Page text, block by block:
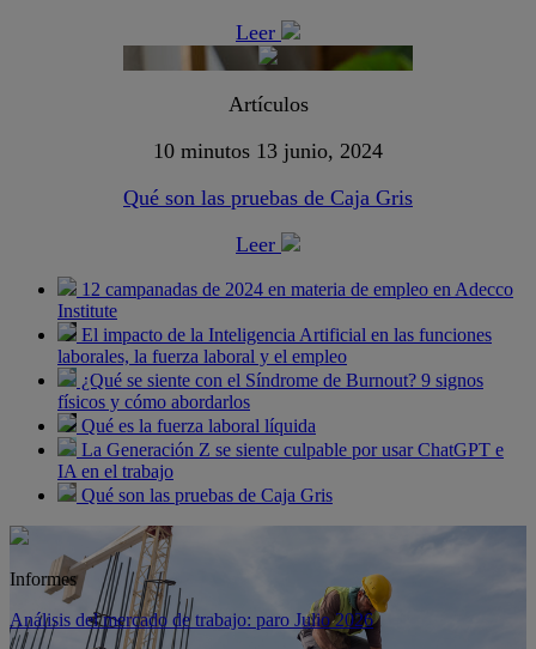
Leer
Artículos
10 minutos 13 junio, 2024
Qué son las pruebas de Caja Gris
Leer
12 campanadas de 2024 en materia de empleo en Adecco
Institute
El impacto de la Inteligencia Artificial en las funciones
laborales, la fuerza laboral y el empleo
¿Qué se siente con el Síndrome de Burnout? 9 signos
físicos y cómo abordarlos
Qué es la fuerza laboral líquida
La Generación Z se siente culpable por usar ChatGPT e
IA en el trabajo
Qué son las pruebas de Caja Gris
Informes
Análisis del mercado de trabajo: paro Julio 2026